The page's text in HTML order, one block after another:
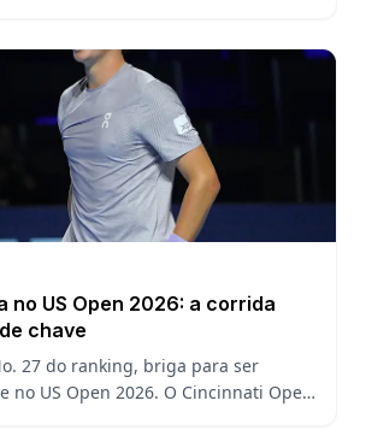
no US Open 2026: a corrida
chave
27 do ranking, briga para ser
no US Open 2026. O Cincinnati Open